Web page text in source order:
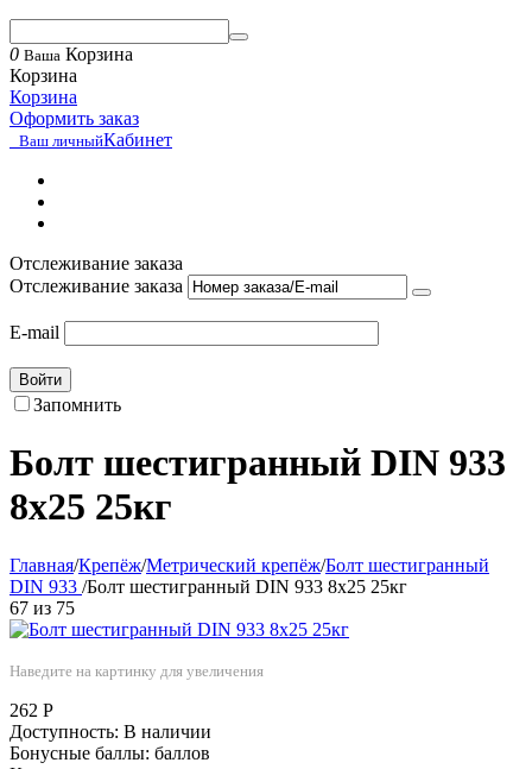
0 Ваша Корзина
Корзина
Корзина
Оформить заказ
Ваш личныйКабинет
Отслеживание заказа
Отслеживание заказа
E-mail
Войти
Запомнить
Болт шестигранный DIN 933
8х25 25кг
Главная/Крепёж/Метрический крепёж/Болт шестигранный
DIN 933 /Болт шестигранный DIN 933 8х25 25кг
67 из 75
Наведите на картинку для увеличения
262 Р
Доступность: В наличии
Бонусные баллы: баллов